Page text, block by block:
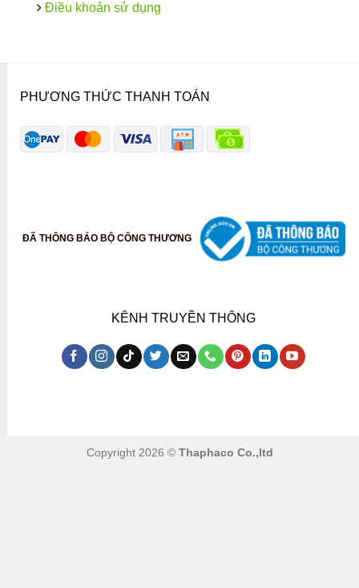
Điều khoản sử dụng
PHƯƠNG THỨC THANH TOÁN
ĐÃ THÔNG BÁO BỘ CÔNG THƯƠNG
KÊNH TRUYỀN THÔNG
Copyright 2026 © Thaphaco Co.,ltd